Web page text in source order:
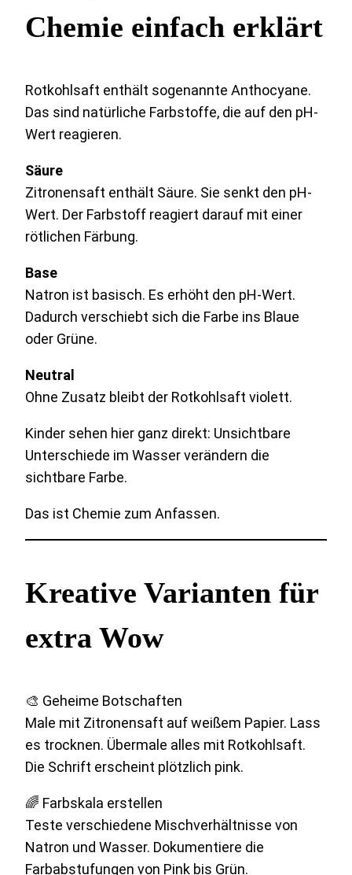
Chemie einfach erklärt
Rotkohlsaft enthält sogenannte Anthocyane.
Das sind natürliche Farbstoffe, die auf den pH-
Wert reagieren.
Säure
Zitronensaft enthält Säure. Sie senkt den pH-
Wert. Der Farbstoff reagiert darauf mit einer
rötlichen Färbung.
Base
Natron ist basisch. Es erhöht den pH-Wert.
Dadurch verschiebt sich die Farbe ins Blaue
oder Grüne.
Neutral
Ohne Zusatz bleibt der Rotkohlsaft violett.
Kinder sehen hier ganz direkt: Unsichtbare
Unterschiede im Wasser verändern die
sichtbare Farbe.
Das ist Chemie zum Anfassen.
Kreative Varianten für
extra Wow
🎨 Geheime Botschaften
Male mit Zitronensaft auf weißem Papier. Lass
es trocknen. Übermale alles mit Rotkohlsaft.
Die Schrift erscheint plötzlich pink.
🌈 Farbskala erstellen
Teste verschiedene Mischverhältnisse von
Natron und Wasser. Dokumentiere die
Farbabstufungen von Pink bis Grün.